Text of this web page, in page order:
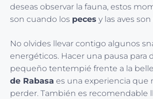
deseas observar la fauna, estos
son cuando los peces y las aves
No olvides llevar contigo algunos
energéticos. Hacer una pausa para
pequeño tentempié frente a la
de Rabasa es una experiencia que
perder. También es recomendable